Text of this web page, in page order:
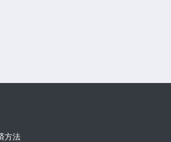
方法